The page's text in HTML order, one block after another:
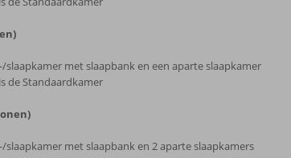
slaapkamer met slaapbank en een aparte slaapkamer
de Standaardkamer
slaapkamer met slaapbank en 2 aparte slaapkamers